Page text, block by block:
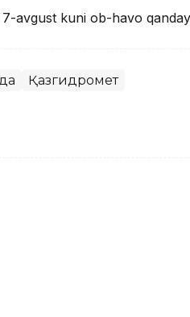
7-avgust kuni ob-havo
Қазгидромет